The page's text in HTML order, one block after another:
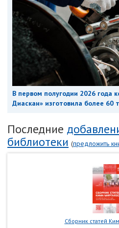
В первом полугодии 2026 года
Диаскан» изготовила более 60
Последние
библиотеки (предложить
Сборник статей